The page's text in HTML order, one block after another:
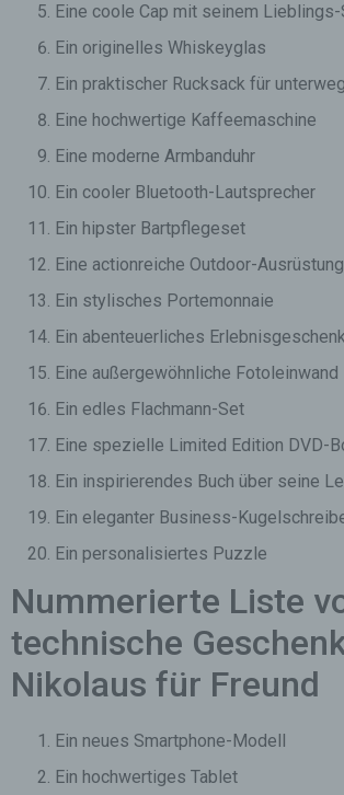
Eine coole Cap mit seinem
Ein originelles Whiskeyglas
Ein praktischer Rucksack für
Eine hochwertige Kaffeemaschine
Eine moderne Armbanduhr
Ein cooler Bluetooth-Lautsprecher
Ein hipster Bartpflegeset
Eine actionreiche Outdoor-Ausrüstung
Ein stylisches Portemonnaie
Ein abenteuerliches
Eine außergewöhnliche Fotoleinwand
Ein edles Flachmann-Set
Eine spezielle Limited Edition DVD-
Ein inspirierendes Buch über seine
Ein eleganter Business-
Ein personalisiertes Puzzle
Nummerierte Liste
technische
Nikolaus für Freund
Ein neues Smartphone-Modell
Ein hochwertiges Tablet